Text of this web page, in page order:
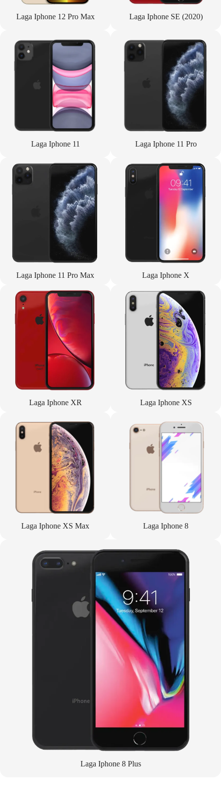
Laga Iphone 12 Pro Max Laga Iphone SE (2020)
Laga Iphone 11 Laga Iphone 11 Pro
Laga Iphone 11 Pro Max Laga Iphone X
Laga Iphone XR Laga Iphone XS
Laga Iphone XS Max Laga Iphone 8
Laga Iphone 8 Plus